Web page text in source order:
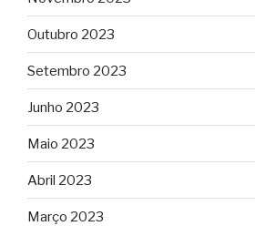
Outubro 2023
Setembro 2023
Junho 2023
Maio 2023
Abril 2023
Março 2023